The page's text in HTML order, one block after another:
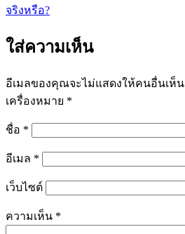
จริงหรือ?
ใส่ความเห็น
อีเมลของคุณจะไม่แสดงให้คนอื่นเห็น
เครื่องหมาย *
ชื่อ *
อีเมล *
เว็บไซต์
ความเห็น *